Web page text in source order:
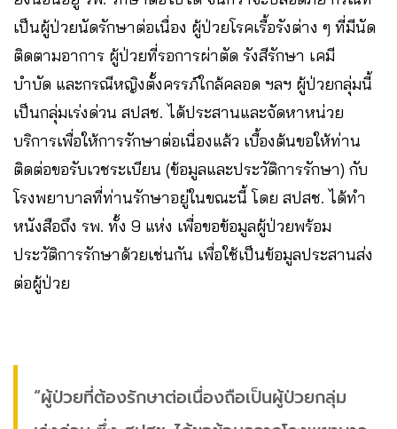
เป็นผู้ป่วยนัดรักษาต่อเนื่อง ผู้ป่วยโรคเรื้อรังต่าง ๆ ที่มีนัด
ติดตามอาการ ผู้ป่วยที่รอการผ่าตัด รังสีรักษา เคมี
บำบัด และกรณีหญิงตั้งครรภ์ใกล้คลอด ฯลฯ ผู้ป่วยกลุ่มนี้
เป็นกลุ่มเร่งด่วน สปสช. ได้ประสานและจัดหาหน่วย
บริการเพื่อให้การรักษาต่อเนื่องแล้ว เบื้องต้นขอให้ท่าน
ติดต่อขอรับเวชระเบียน (ข้อมูลและประวัติการรักษา) กับ
โรงพยาบาลที่ท่านรักษาอยู่ในขณะนี้ โดย สปสช. ได้ทำ
หนังสือถึง รพ. ทั้ง 9 แห่ง เพื่อขอข้อมูลผู้ป่วยพร้อม
ประวัติการรักษาด้วยเช่นกัน เพื่อใช้เป็นข้อมูลประสานส่ง
ต่อผู้ป่วย
“ผู้ป่วยที่ต้องรักษาต่อเนื่องถือเป็นผู้ป่วยกลุ่ม